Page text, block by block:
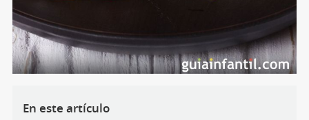
En este artículo